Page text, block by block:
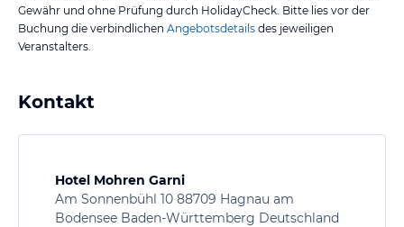
Gewähr und ohne Prüfung durch HolidayCheck. Bitte lies vor der
Buchung die verbindlichen Angebotsdetails des jeweiligen
Veranstalters.
Kontakt
Hotel Mohren Garni
Am Sonnenbühl 10 88709 Hagnau am
Bodensee Baden-Württemberg Deutschland